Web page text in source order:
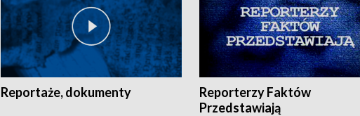
Reportaże, dokumenty
Reporterzy Faktów
Przedstawiają